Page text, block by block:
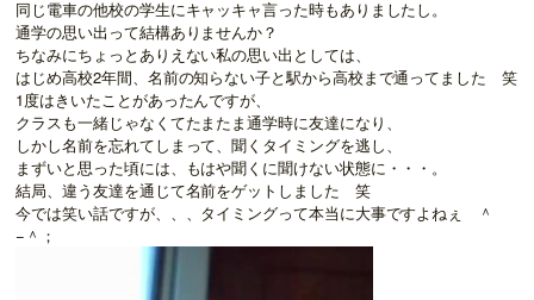
同じ電車の他校の学生にキャッキャ言った時もありましたし。
通学の思い出って結構ありませんか？
ちなみにちょっとありえない私の思い出としては、
はじめ高校2年間、名前の知らない子と駅から高校まで通ってました 笑
1度はきいたことがあったんですが、
クラスも一緒じゃなくてたまたま通学時に友達になり、
しかし名前を忘れてしまって、聞くタイミングを逃し、
まずいと思った頃には、もはや聞くに聞けない状態に・・・。
結局、違う友達を通じて名前をゲットしました 笑
今では笑い話ですが、、、タイミングって本当に大事ですよねぇ ＾
−＾；